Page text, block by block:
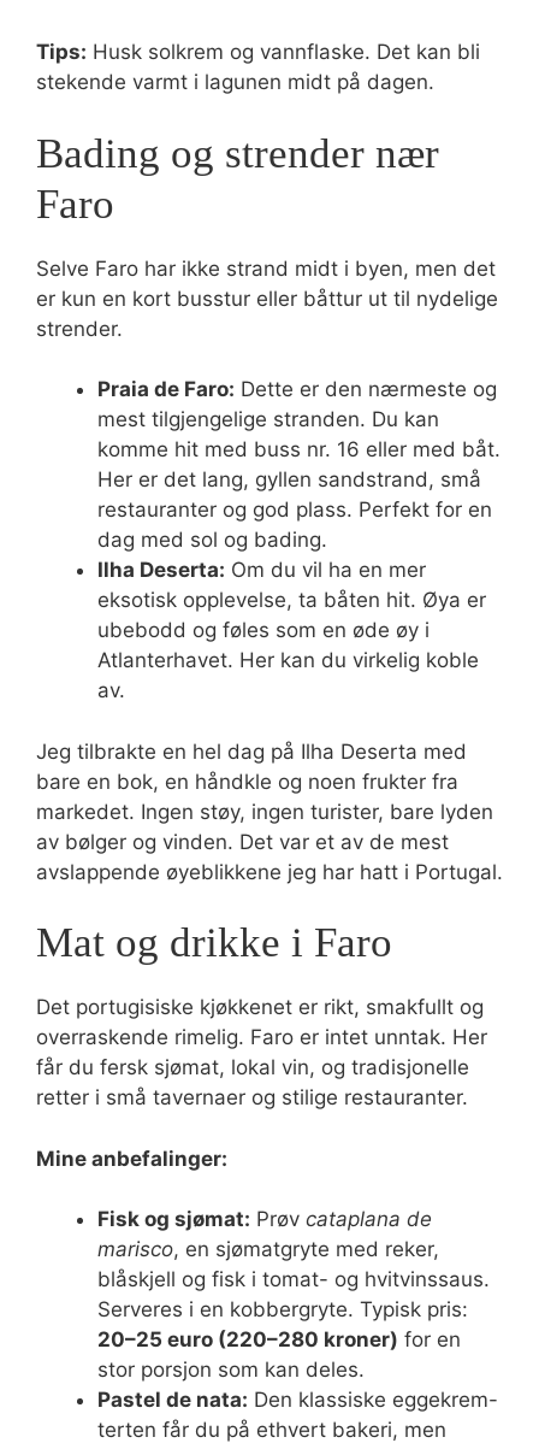
Tips: Husk solkrem og vannflaske. Det kan bli
stekende varmt i lagunen midt på dagen.
Bading og strender nær
Faro
Selve Faro har ikke strand midt i byen, men det
er kun en kort busstur eller båttur ut til nydelige
strender.
Praia de Faro: Dette er den nærmeste og
mest tilgjengelige stranden. Du kan
komme hit med buss nr. 16 eller med båt.
Her er det lang, gyllen sandstrand, små
restauranter og god plass. Perfekt for en
dag med sol og bading.
Ilha Deserta: Om du vil ha en mer
eksotisk opplevelse, ta båten hit. Øya er
ubebodd og føles som en øde øy i
Atlanterhavet. Her kan du virkelig koble
av.
Jeg tilbrakte en hel dag på Ilha Deserta med
bare en bok, en håndkle og noen frukter fra
markedet. Ingen støy, ingen turister, bare lyden
av bølger og vinden. Det var et av de mest
avslappende øyeblikkene jeg har hatt i Portugal.
Mat og drikke i Faro
Det portugisiske kjøkkenet er rikt, smakfullt og
overraskende rimelig. Faro er intet unntak. Her
får du fersk sjømat, lokal vin, og tradisjonelle
retter i små tavernaer og stilige restauranter.
Mine anbefalinger:
Fisk og sjømat: Prøv cataplana de
marisco, en sjømatgryte med reker,
blåskjell og fisk i tomat- og hvitvinssaus.
Serveres i en kobbergryte. Typisk pris:
20–25 euro (220–280 kroner) for en
stor porsjon som kan deles.
Pastel de nata: Den klassiske eggekrem-
terten får du på ethvert bakeri, men